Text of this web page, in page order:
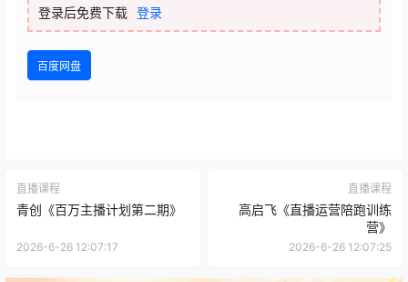
登录后免费下载 登录
百度网盘
直播课程
青创《百万主播计划第二期》
2026-6-26 12:07:17
直播课程
高启飞《直播运营陪跑训练
营》
2026-6-26 12:07:25